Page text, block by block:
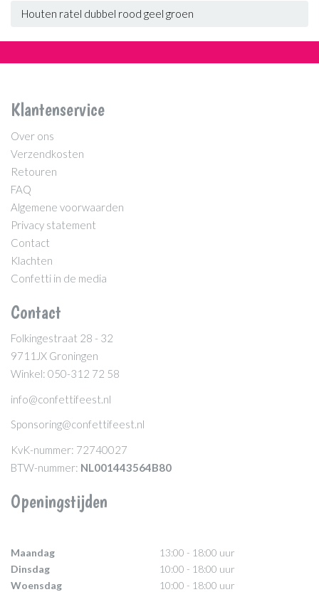
Houten ratel dubbel rood geel groen
Klantenservice
Over ons
Verzendkosten
Retouren
FAQ
Algemene voorwaarden
Privacy statement
Contact
Klachten
Confetti in de media
Contact
Folkingestraat 28 - 32
9711JX Groningen
Winkel: 050-312 72 58
info@confettifeest.nl
Sponsoring@confettifeest.nl
KvK-nummer: 72740027
BTW-nummer: NL001443564B80
Openingstijden
Maandag
13:00 - 18:00 uur
Dinsdag
10:00 - 18:00 uur
Woensdag
10:00 - 18:00 uur